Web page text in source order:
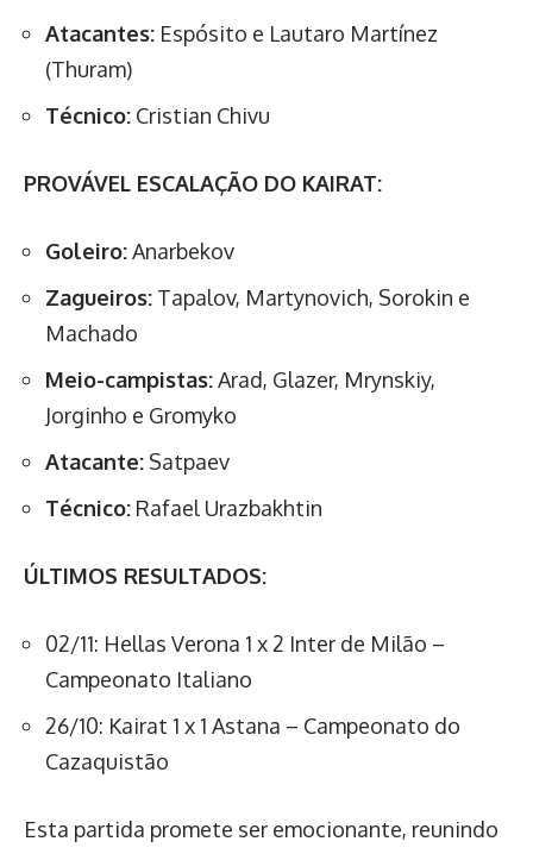
Atacantes: Espósito e Lautaro Martínez
(Thuram)
Técnico: Cristian Chivu
PROVÁVEL ESCALAÇÃO DO KAIRAT:
Goleiro:Anarbekov
Zagueiros: Tapalov, Martynovich, Sorokin e
Machado
Meio-campistas:Arad, Glazer, Mrynskiy,
Jorginho e Gromyko
Atacante: Satpaev
Técnico: Rafael Urazbakhtin
ÚLTIMOS RESULTADOS:
02/11: Hellas Verona 1 x 2 Inter de Milão –
Campeonato Italiano
26/10: Kairat 1 x 1 Astana – Campeonato do
Cazaquistão
Esta partida promete ser emocionante, reunindo